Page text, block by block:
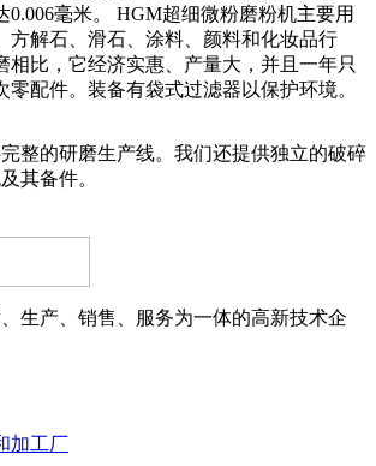
0.006毫米。 HGM超细微粉磨粉机主要用
方解石、滑石、涂料、颜料和化妆品行
相比，它经济实惠、产量大，并且一年只
零配件。装备有袋式过滤器以保护环境。
整的研磨生产线。我们还提供独立的破碎
其备件。
生产、销售、服务为一体的高新技术企
加工厂